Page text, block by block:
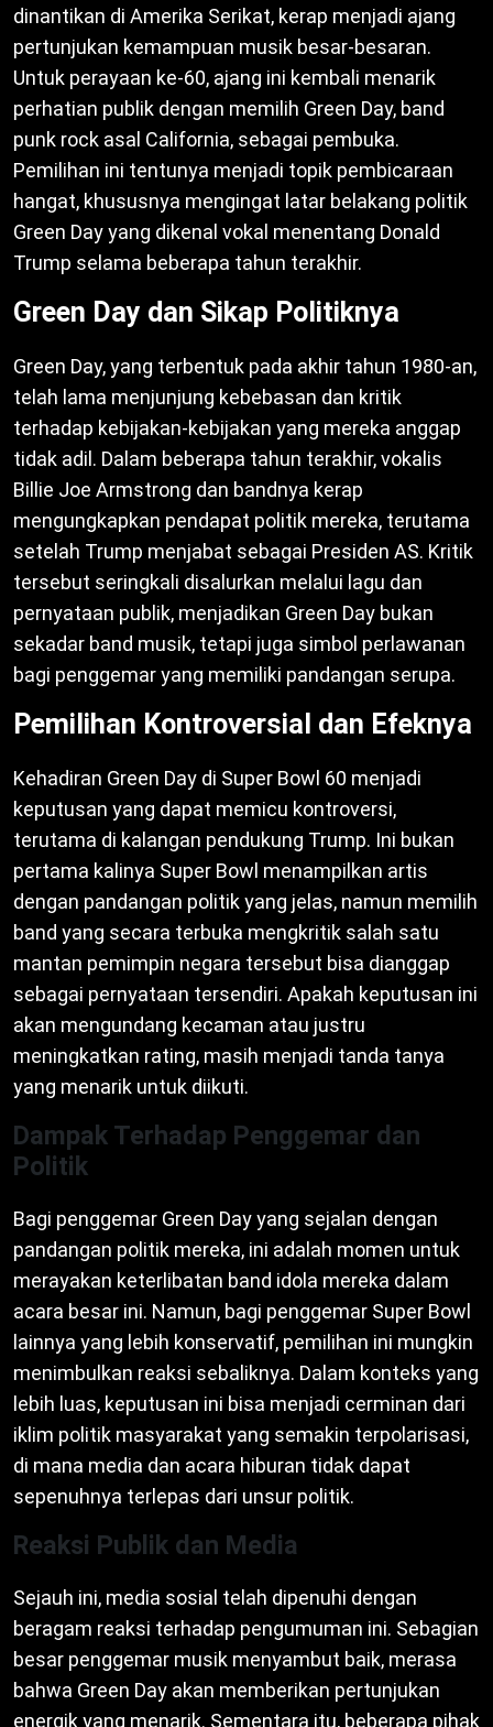
dinantikan di Amerika Serikat, kerap menjadi ajang
pertunjukan kemampuan musik besar-besaran.
Untuk perayaan ke-60, ajang ini kembali menarik
perhatian publik dengan memilih Green Day, band
punk rock asal California, sebagai pembuka.
Pemilihan ini tentunya menjadi topik pembicaraan
hangat, khususnya mengingat latar belakang politik
Green Day yang dikenal vokal menentang Donald
Trump selama beberapa tahun terakhir.
Green Day dan Sikap Politiknya
Green Day, yang terbentuk pada akhir tahun 1980-an,
telah lama menjunjung kebebasan dan kritik
terhadap kebijakan-kebijakan yang mereka anggap
tidak adil. Dalam beberapa tahun terakhir, vokalis
Billie Joe Armstrong dan bandnya kerap
mengungkapkan pendapat politik mereka, terutama
setelah Trump menjabat sebagai Presiden AS. Kritik
tersebut seringkali disalurkan melalui lagu dan
pernyataan publik, menjadikan Green Day bukan
sekadar band musik, tetapi juga simbol perlawanan
bagi penggemar yang memiliki pandangan serupa.
Pemilihan Kontroversial dan Efeknya
Kehadiran Green Day di Super Bowl 60 menjadi
keputusan yang dapat memicu kontroversi,
terutama di kalangan pendukung Trump. Ini bukan
pertama kalinya Super Bowl menampilkan artis
dengan pandangan politik yang jelas, namun memilih
band yang secara terbuka mengkritik salah satu
mantan pemimpin negara tersebut bisa dianggap
sebagai pernyataan tersendiri. Apakah keputusan ini
akan mengundang kecaman atau justru
meningkatkan rating, masih menjadi tanda tanya
yang menarik untuk diikuti.
Dampak Terhadap Penggemar dan
Politik
Bagi penggemar Green Day yang sejalan dengan
pandangan politik mereka, ini adalah momen untuk
merayakan keterlibatan band idola mereka dalam
acara besar ini. Namun, bagi penggemar Super Bowl
lainnya yang lebih konservatif, pemilihan ini mungkin
menimbulkan reaksi sebaliknya. Dalam konteks yang
lebih luas, keputusan ini bisa menjadi cerminan dari
iklim politik masyarakat yang semakin terpolarisasi,
di mana media dan acara hiburan tidak dapat
sepenuhnya terlepas dari unsur politik.
Reaksi Publik dan Media
Sejauh ini, media sosial telah dipenuhi dengan
beragam reaksi terhadap pengumuman ini. Sebagian
besar penggemar musik menyambut baik, merasa
bahwa Green Day akan memberikan pertunjukan
energik yang menarik. Sementara itu, beberapa pihak